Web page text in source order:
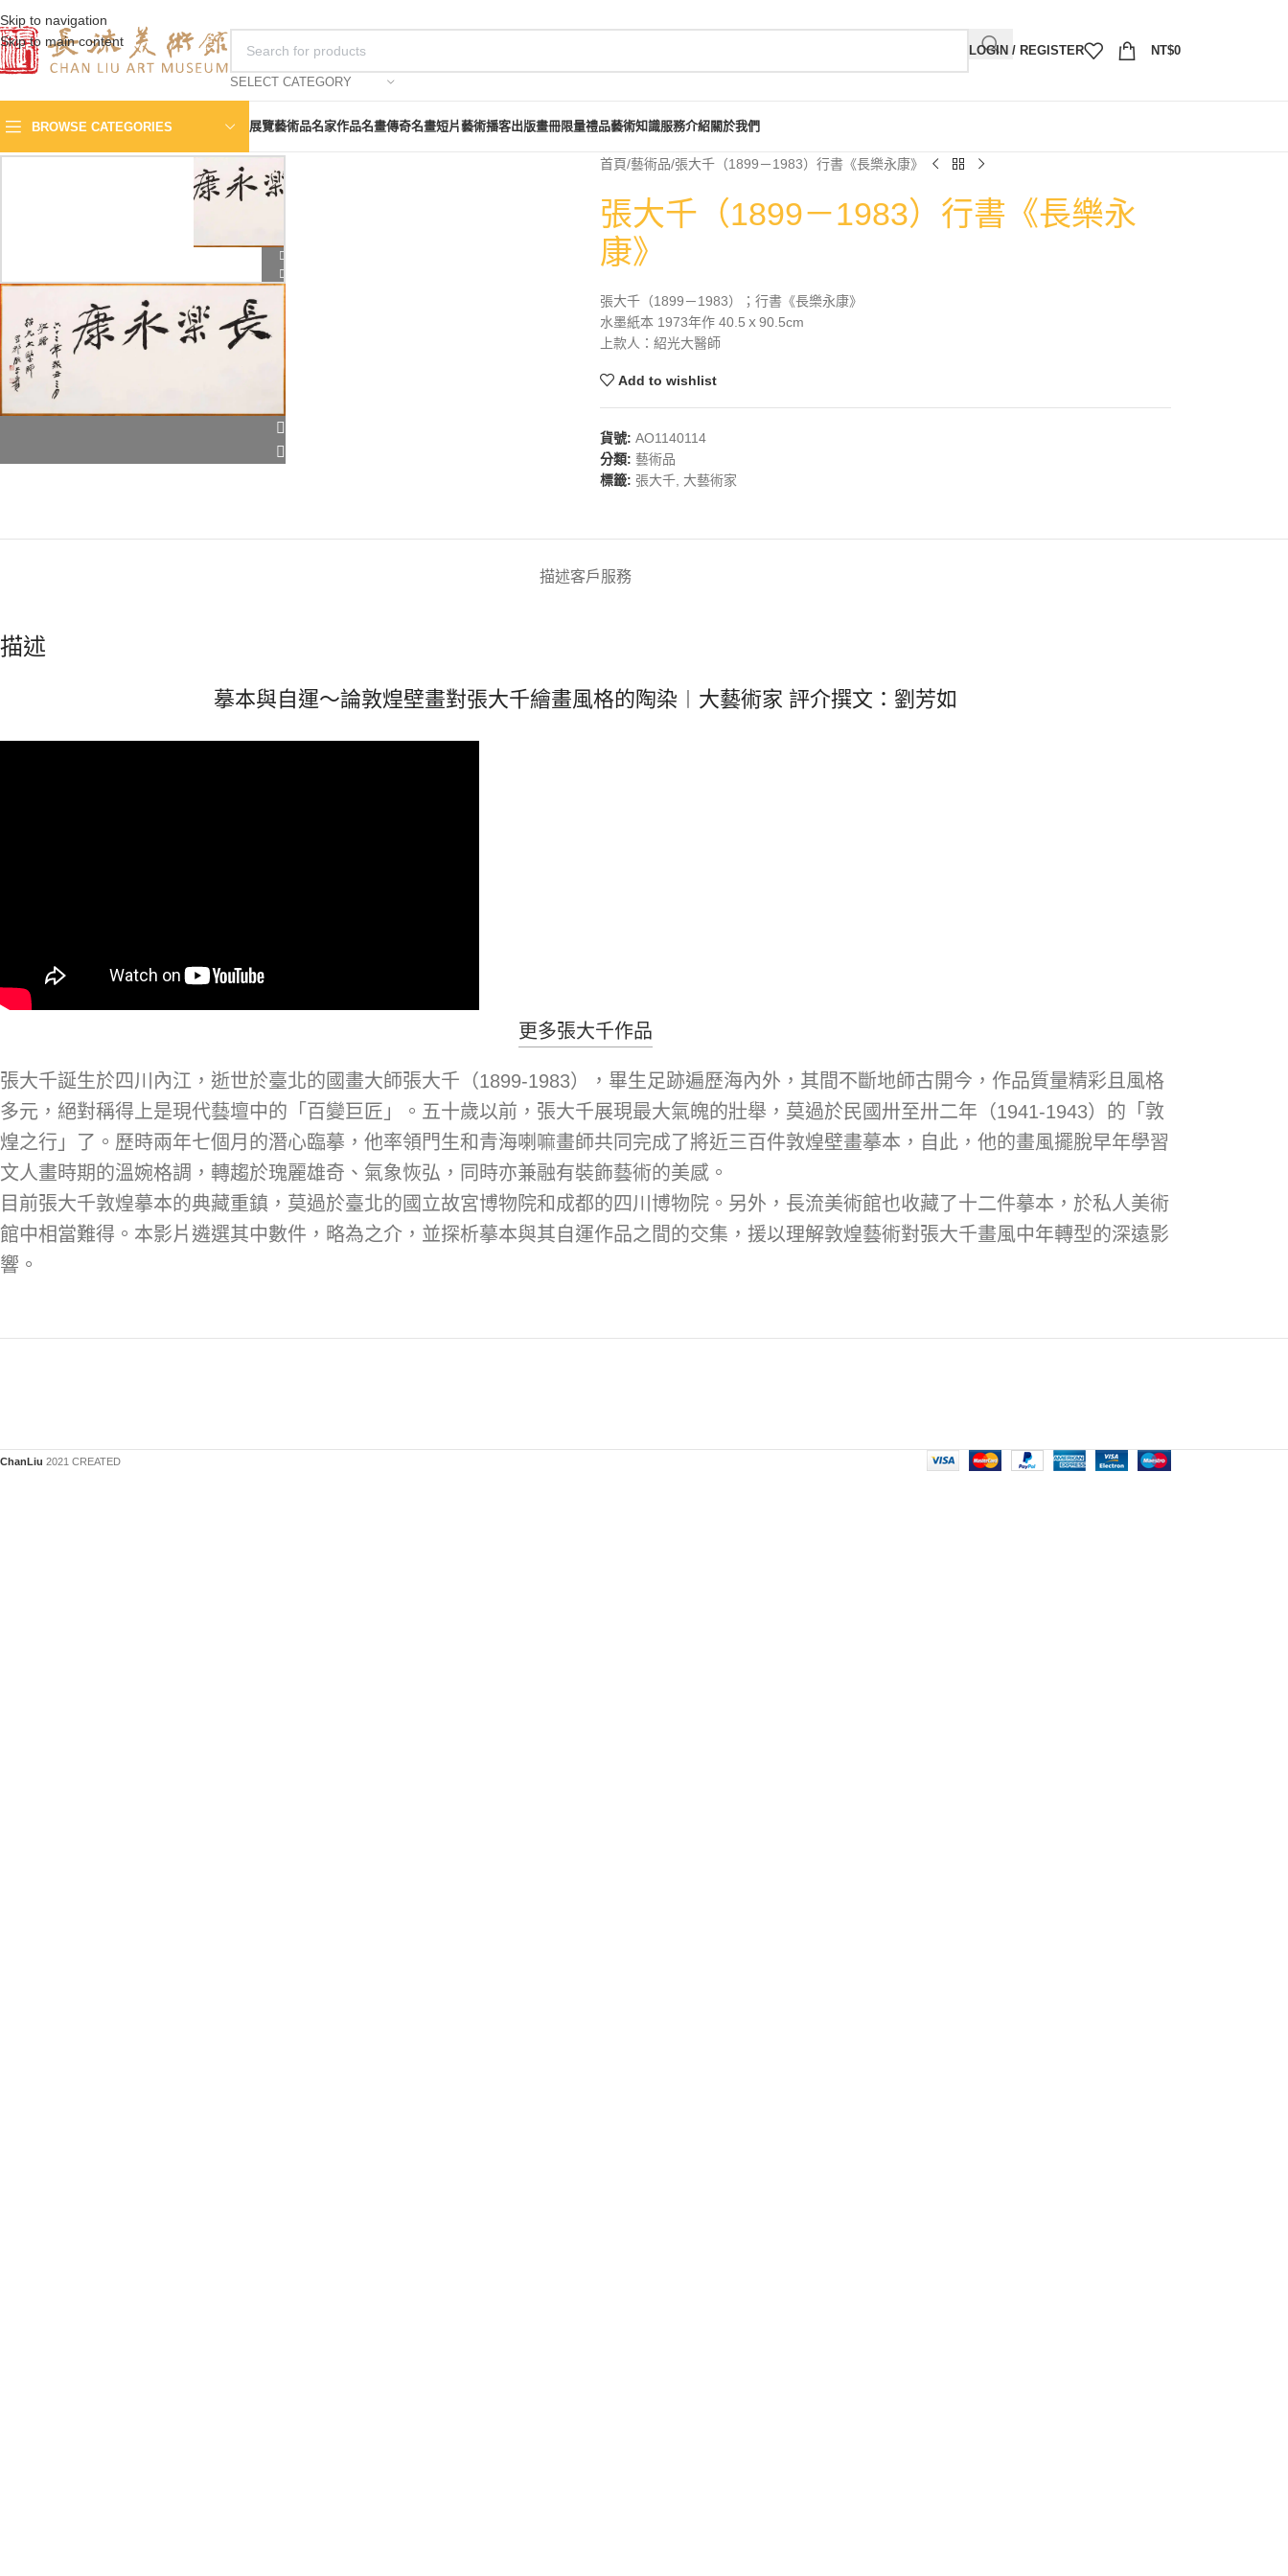
Skip to navigation
Skip to main content
SELECT CATEGORY
LOGIN / REGISTER NT$0
BROWSE CATEGORIES 展覽藝術品名家作品名畫傳奇名畫短片藝術播客出版畫冊限量禮品藝術知識服務介紹關於我們
首頁 藝術品 張大千（1899－1983）行書《長樂永康》
張大千（1899－1983）行書《長樂永
康》
張大千（1899－1983）；行書《長樂永康》
水墨紙本 1973年作 40.5ｘ90.5cm
上款人：紹光大醫師
Add to wishlist
貨號: AO1140114
分類: 藝術品
標籤: 張大千, 大藝術家
描述客戶服務
描述
摹本與自運～論敦煌壁畫對張大千繪畫風格的陶染︱大藝術家 評介撰文：劉芳如
更多張大千作品
張大千誕生於四川內江，逝世於臺北的國畫大師張大千（1899-1983），畢生足跡遍歷海內外，其間不斷地師古開今，作品質量精彩且風格
多元，絕對稱得上是現代藝壇中的「百變巨匠」。五十歲以前，張大千展現最大氣魄的壯舉，莫過於民國卅至卅二年（1941-1943）的「敦
煌之行」了。歷時兩年七個月的潛心臨摹，他率領門生和青海喇嘛畫師共同完成了將近三百件敦煌壁畫摹本，自此，他的畫風擺脫早年學習
文人畫時期的溫婉格調，轉趨於瑰麗雄奇、氣象恢弘，同時亦兼融有裝飾藝術的美感。
目前張大千敦煌摹本的典藏重鎮，莫過於臺北的國立故宮博物院和成都的四川博物院。另外，長流美術館也收藏了十二件摹本，於私人美術
館中相當難得。本影片遴選其中數件，略為之介，並探析摹本與其自運作品之間的交集，援以理解敦煌藝術對張大千畫風中年轉型的深遠影
響。
ChanLiu 2021 CREATED